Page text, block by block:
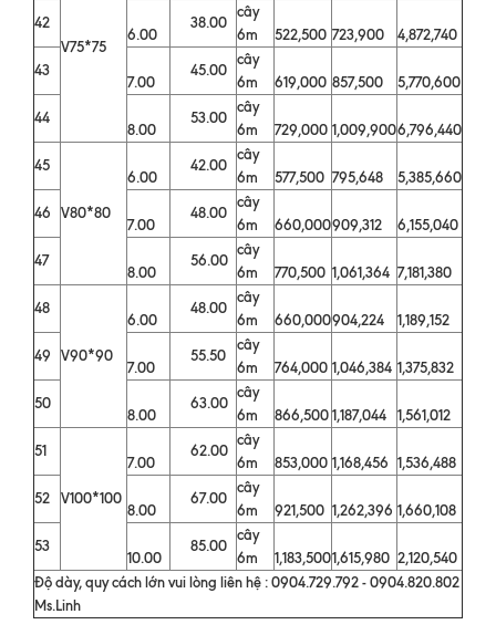
V75*75
42
6.00
38.00
cây
6m
522,500 723,900
4,872,740
43
7.00
45.00
cây
6m
619,000 857,500
5,770,600
44
8.00
53.00
cây
6m
729,000 1,009,9006,796,440
45
V80*80
6.00
42.00
cây
6m
577,500 795,648
5,385,660
46
7.00
48.00
cây
6m
660,000909,312
6,155,040
47
8.00
56.00
cây
6m
770,500 1,061,364 7,181,380
48
V90*90
6.00
48.00
cây
6m
660,000904,224
1,189,152
49
7.00
55.50
cây
6m
764,000 1,046,384 1,375,832
50
8.00
63.00
cây
6m
866,5001,187,044
1,561,012
51
V100*100
7.00
62.00
cây
6m
853,000 1,168,456 1,536,488
52
8.00
67.00
cây
6m
921,500 1,262,396 1,660,108
53
10.00
85.00
cây
6m
1,183,5001,615,980 2,120,540
Độ dày, quy cách lớn vui lòng liên hệ : 0904.729.792 - 0904.820.802
Ms.Linh